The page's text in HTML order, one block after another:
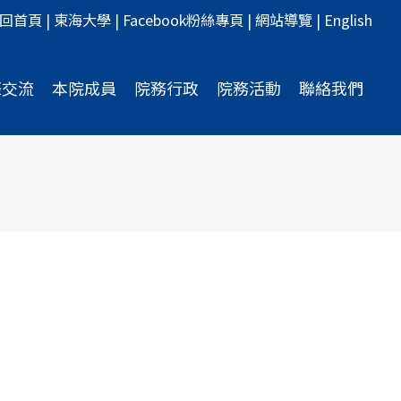
回首頁 | 東海大學 | Facebook粉絲專頁 | 網站導覽 | English
流 本院成員 院務行政 院務活動 聯絡我們